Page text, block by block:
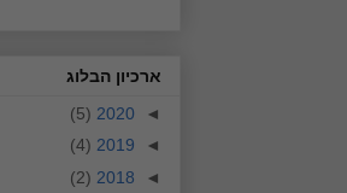
ארכיון הבלוג
◄
2020
(5)
◄
2019
(4)
◄
2018
(2)